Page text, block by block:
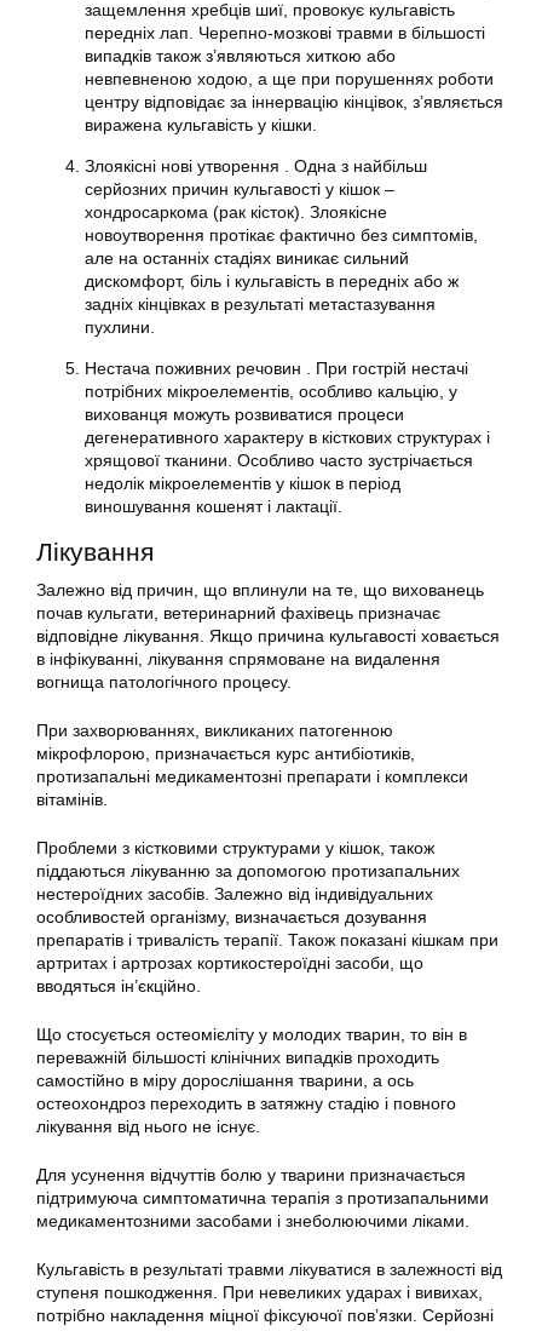
защемлення хребців шиї, провокує кульгавість
передніх лап. Черепно-мозкові травми в більшості
випадків також з’являються хиткою або
невпевненою ходою, а ще при порушеннях роботи
центру відповідає за іннервацію кінцівок, з’являється
виражена кульгавість у кішки.
Злоякісні нові утворення . Одна з найбільш
серйозних причин кульгавості у кішок –
хондросаркома (рак кісток). Злоякісне
новоутворення протікає фактично без симптомів,
але на останніх стадіях виникає сильний
дискомфорт, біль і кульгавість в передніх або ж
задніх кінцівках в результаті метастазування
пухлини.
Нестача поживних речовин . При гострій нестачі
потрібних мікроелементів, особливо кальцію, у
вихованця можуть розвиватися процеси
дегенеративного характеру в кісткових структурах і
хрящової тканини. Особливо часто зустрічається
недолік мікроелементів у кішок в період
виношування кошенят і лактації.
Лікування
Залежно від причин, що вплинули на те, що вихованець
почав кульгати, ветеринарний фахівець призначає
відповідне лікування. Якщо причина кульгавості ховається
в інфікуванні, лікування спрямоване на видалення
вогнища патологічного процесу.
При захворюваннях, викликаних патогенною
мікрофлорою, призначається курс антибіотиків,
протизапальні медикаментозні препарати і комплекси
вітамінів.
Проблеми з кістковими структурами у кішок, також
піддаються лікуванню за допомогою протизапальних
нестероїдних засобів. Залежно від індивідуальних
особливостей організму, визначається дозування
препаратів і тривалість терапії. Також показані кішкам при
артритах і артрозах кортикостероїдні засоби, що
вводяться ін’єкційно.
Що стосується остеомієліту у молодих тварин, то він в
переважній більшості клінічних випадків проходить
самостійно в міру дорослішання тварини, а ось
остеохондроз переходить в затяжну стадію і повного
лікування від нього не існує.
Для усунення відчуттів болю у тварини призначається
підтримуюча симптоматична терапія з протизапальними
медикаментозними засобами і знеболюючими ліками.
Кульгавість в результаті травми лікуватися в залежності від
ступеня пошкодження. При невеликих ударах і вивихах,
потрібно накладення міцної фіксуючої пов’язки. Серйозні